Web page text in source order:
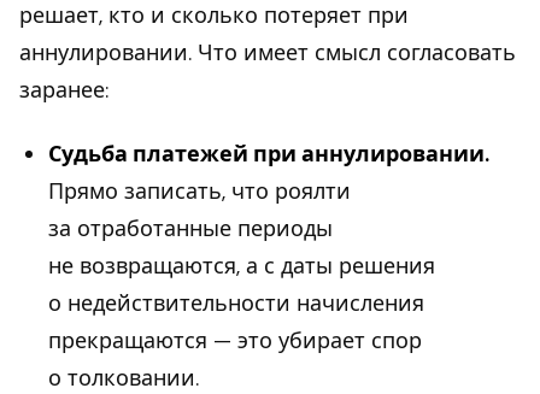
решает, кто и сколько потеряет при
аннулировании. Что имеет смысл согласовать
заранее:
Судьба платежей при аннулировании.
Прямо записать, что роялти
за отработанные периоды
не возвращаются, а с даты решения
о недействительности начисления
прекращаются — это убирает спор
о толковании.